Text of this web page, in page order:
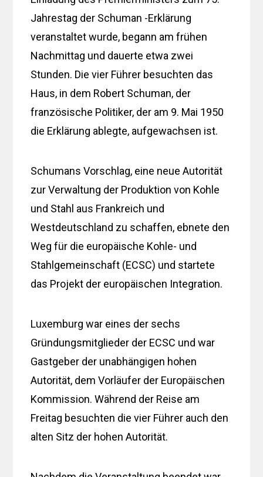
Jahrestag der Schuman -Erklärung
veranstaltet wurde, begann am frühen
Nachmittag und dauerte etwa zwei
Stunden. Die vier Führer besuchten das
Haus, in dem Robert Schuman, der
französische Politiker, der am 9. Mai 1950
die Erklärung ablegte, aufgewachsen ist.
Schumans Vorschlag, eine neue Autorität
zur Verwaltung der Produktion von Kohle
und Stahl aus Frankreich und
Westdeutschland zu schaffen, ebnete den
Weg für die europäische Kohle- und
Stahlgemeinschaft (ECSC) und startete
das Projekt der europäischen Integration.
Luxemburg war eines der sechs
Gründungsmitglieder der ECSC und war
Gastgeber der unabhängigen hohen
Autorität, dem Vorläufer der Europäischen
Kommission. Während der Reise am
Freitag besuchten die vier Führer auch den
alten Sitz der hohen Autorität.